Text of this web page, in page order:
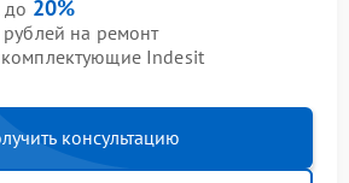
до 20%
на ремонт
Indesit
консультацию